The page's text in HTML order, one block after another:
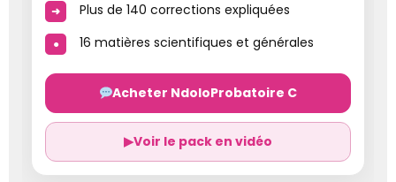
Plus de 140 corrections expliquées
16 matières scientifiques et générales
Acheter NdoloProbatoire C
▶Voir le pack en vidéo